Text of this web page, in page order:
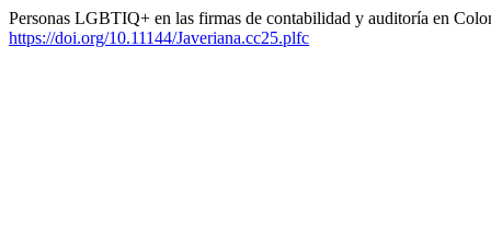
Personas LGBTIQ+ en las firmas de contabilidad y auditoría en
https://doi.org/10.11144/Javeriana.cc25.plfc